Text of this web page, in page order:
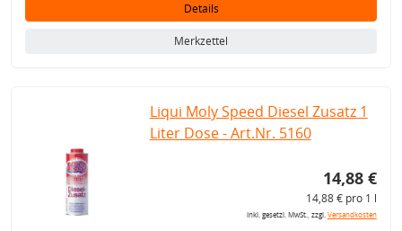
Details
Merkzettel
Liqui Moly Speed Diesel Zusatz 1
Liter Dose - Art.Nr. 5160
14,88 €
14,88 € pro 1 l
inkl. gesetzl. MwSt., zzgl.Versandkosten